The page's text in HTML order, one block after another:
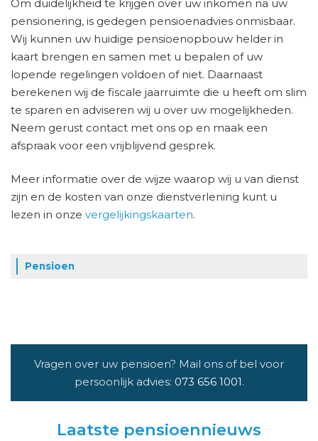
Om duidelijkheid te krijgen over uw inkomen na uw
pensionering, is gedegen pensioenadvies onmisbaar.
Wij kunnen uw huidige pensioenopbouw helder in
kaart brengen en samen met u bepalen of uw
lopende regelingen voldoen of niet. Daarnaast
berekenen wij de fiscale jaarruimte die u heeft om slim
te sparen en adviseren wij u over uw mogelijkheden.
Neem gerust contact met ons op en maak een
afspraak voor een vrijblijvend gesprek.
Meer informatie over de wijze waarop wij u van dienst
zijn en de kosten van onze dienstverlening kunt u
lezen in onze vergelijkingskaarten.
Pensioen
Vragen over uw pensioen? Mail ons of bel voor
persoonlijk advies: 073 656 1001.
Laatste pensioennieuws